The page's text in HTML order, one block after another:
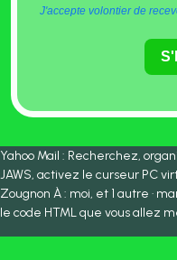
J'accepte volontier de
Yahoo Mail : Recherchez,
JAWS, activez le curseur PC
Zougnon À : moi, et 1 autre ·
le code HTML que vous allez